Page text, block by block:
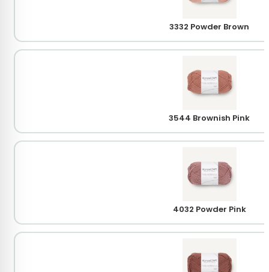
3332 Powder Brown
3544 Brownish Pink
4032 Powder Pink